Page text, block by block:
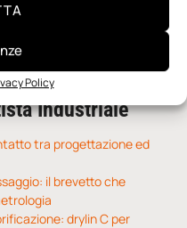
Policy
da una pinza all’altra
Industriale
tra progettazione ed
il brevetto che
drylin C per